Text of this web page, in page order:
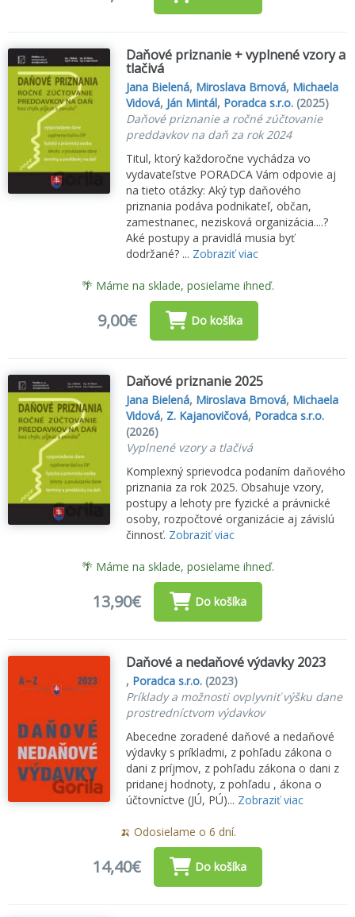
Daňové priznanie + vyplnené vzory a
tlačivá
Jana Bielená, Miroslava Brnová, Michaela
Vidová, Ján Mintál, Poradca s.r.o. (2025)
Daňové priznanie a ročné zúčtovanie
preddavkov na daň za rok 2024
Titul, ktorý každoročne vychádza vo
vydavateľstve PORADCA Vám odpovie aj
na tieto otázky: Aký typ daňového
priznania podáva podnikateľ, občan,
zamestnanec, nezisková organizácia....?
Aké postupy a pravidlá musia byť
dodržané? ... Zobraziť viac
🌴 Máme na sklade, posielame ihneď.
9,00€ Do košíka
Daňové priznanie 2025
Jana Bielená, Miroslava Brnová, Michaela
Vidová, Z. Kajanovičová, Poradca s.r.o.
(2026)
Vyplnené vzory a tlačivá
Komplexný sprievodca podaním daňového
priznania za rok 2025. Obsahuje vzory,
postupy a lehoty pre fyzické a právnické
osoby, rozpočtové organizácie aj závislú
činnosť. Zobraziť viac
🌴 Máme na sklade, posielame ihneď.
13,90€ Do košíka
Daňové a nedaňové výdavky 2023
, Poradca s.r.o. (2023)
Príklady a možnosti ovplyvniť výšku dane
prostredníctvom výdavkov
Abecedne zoradené daňové a nedaňové
výdavky s príkladmi, z pohľadu zákona o
dani z príjmov, z pohľadu zákona o dani z
pridanej hodnoty, z pohľadu , ákona o
účtovníctve (JÚ, PÚ)... Zobraziť viac
🍌 Odosielame o 6 dní.
14,40€ Do košíka